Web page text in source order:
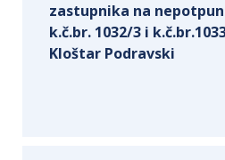
zastupnika na
k.č.br. 1032/3 i
Kloštar Podravski